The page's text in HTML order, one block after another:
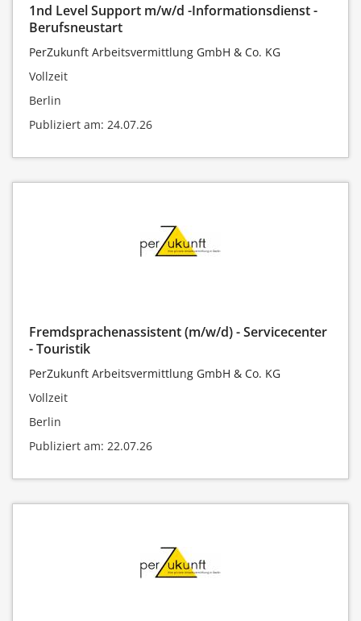
1nd Level Support m/w/d -Informationsdienst -
Berufsneustart
PerZukunft Arbeitsvermittlung GmbH & Co. KG
Vollzeit
Berlin
Publiziert am: 24.07.26
Fremdsprachenassistent (m/w/d) - Servicecenter
- Touristik
PerZukunft Arbeitsvermittlung GmbH & Co. KG
Vollzeit
Berlin
Publiziert am: 22.07.26